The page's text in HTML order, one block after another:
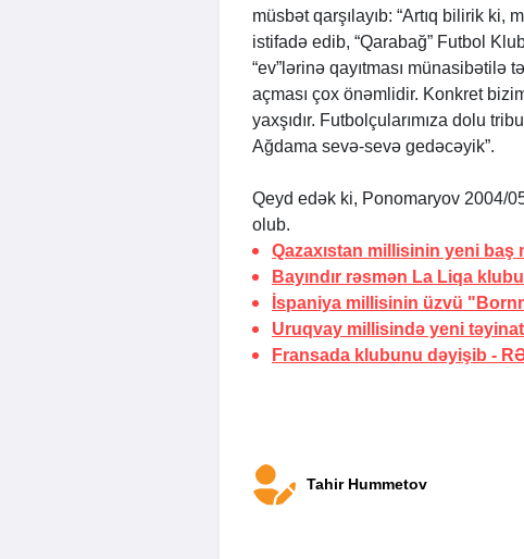
müsbət qarşılayıb: “Artıq bilirik ki,
istifadə edib, “Qarabağ” Futbol
“ev”lərinə qayıtması münasibətilə
açması çox önəmlidir. Konkret
yaxşıdır. Futbolçularımıza dolu
Ağdama sevə-sevə gedəcəyik”.
Qeyd edək ki, Ponomaryov 2004/
olub.
Qazaxıstan millisinin yeni baş
Bayındır rəsmən La Liqa
İspaniya millisinin üzvü
Uruqvay millisində yeni təyinat
Fransada klubunu dəyişib -
Tahir Hummetov